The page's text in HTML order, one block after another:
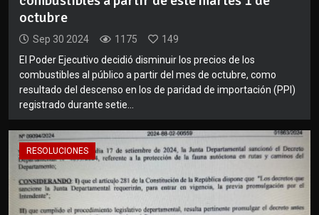
octubre
Sep 30 2024 1175
149
El Poder Ejecutivo decidió disminuir los precios de los
combustibles al público a partir del mes de octubre, como
resultado del descenso en los de paridad de importación (PPI)
registrado durante setie...
RESOLUCIONES